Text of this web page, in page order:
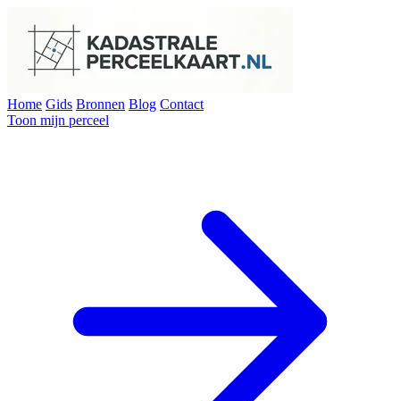
Home Gids Bronnen Blog Contact
Toon mijn perceel